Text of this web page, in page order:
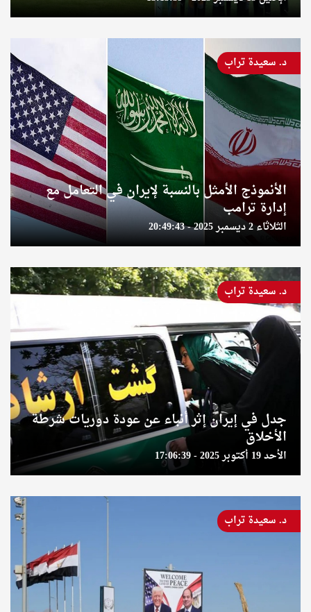
الأنموذج الأمثل بالنسبة لإيران في التعامل مع
إدارة ترامب
الثلاثاء 2 ديسمبر 2025 - 20:49:43
د. سعيدة تراب
جدل في إيران إثر أنباء عن عودة دوريات شرطة
الأخلاق
الأحد 19 أكتوبر 2025 - 17:06:39
د. سعيدة تراب
د. سعيدة تراب